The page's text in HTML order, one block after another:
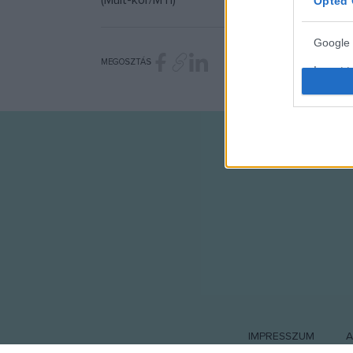
Google
I want
web
I want
I want
I want
MEGOSZTÁS
IMPRESSZUM